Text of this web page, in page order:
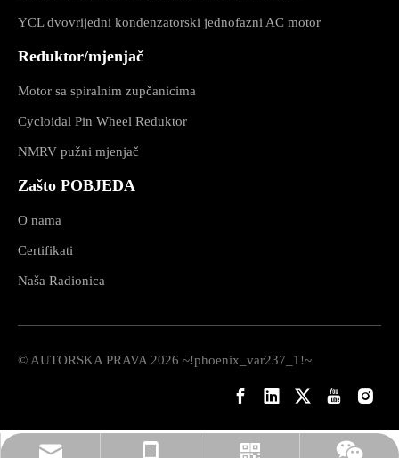
rylee@vmttech.com
+86- 15861132046
YCL dvovrijedni kondenzatorski jednofazni AC motor
Reduktor/mjenjač
Motor sa spiralnim zupčanicima
Cycloidal Pin Wheel Reduktor
NMRV pužni mjenjač
Zašto POBJEDA
O nama
Certifikati
Naša Radionica
© AUTORSKA PRAVA 2026 ~!phoenix_var237_1!~